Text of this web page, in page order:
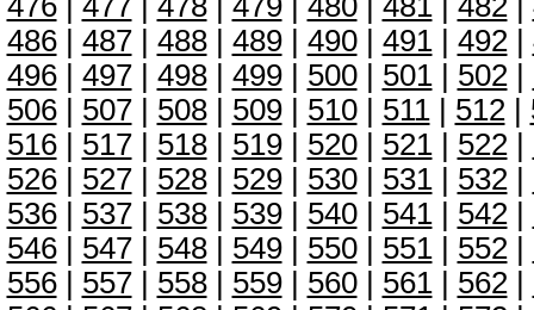
486| 487| 488| 489| 490| 491| 492|
496| 497| 498| 499| 500| 501| 502|
506| 507| 508| 509| 510| 511| 512|
516| 517| 518| 519| 520| 521| 522|
526| 527| 528| 529| 530| 531| 532|
536| 537| 538| 539| 540| 541| 542|
546| 547| 548| 549| 550| 551| 552|
556| 557| 558| 559| 560| 561| 562|